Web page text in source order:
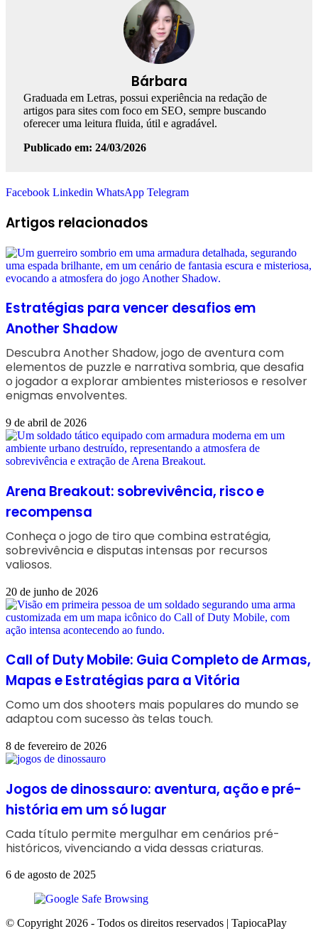
Bárbara
Graduada em Letras, possui experiência na redação de
artigos para sites com foco em SEO, sempre buscando
oferecer uma leitura fluida, útil e agradável.
Publicado em: 24/03/2026
Facebook Linkedin WhatsApp Telegram
Artigos relacionados
Estratégias para vencer desafios em
Another Shadow
Descubra Another Shadow, jogo de aventura com
elementos de puzzle e narrativa sombria, que desafia
o jogador a explorar ambientes misteriosos e resolver
enigmas envolventes.
9 de abril de 2026
Arena Breakout: sobrevivência, risco e
recompensa
Conheça o jogo de tiro que combina estratégia,
sobrevivência e disputas intensas por recursos
valiosos.
20 de junho de 2026
Call of Duty Mobile: Guia Completo de Armas,
Mapas e Estratégias para a Vitória
Como um dos shooters mais populares do mundo se
adaptou com sucesso às telas touch.
8 de fevereiro de 2026
Jogos de dinossauro: aventura, ação e pré-
história em um só lugar
Cada título permite mergulhar em cenários pré-
históricos, vivenciando a vida dessas criaturas.
6 de agosto de 2025
© Copyright 2026 - Todos os direitos reservados | TapiocaPlay